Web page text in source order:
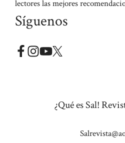
lectores las mejores
Síguenos
¿Qué es Sal!